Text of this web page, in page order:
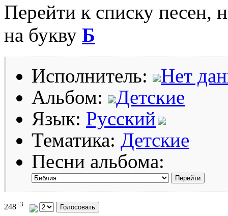
Перейти к списку песен,
на букву Б
Исполнитель:
Нет
Альбом:
Детские
Язык: Русский
Тематика: Детские
Песни альбома:
248+3